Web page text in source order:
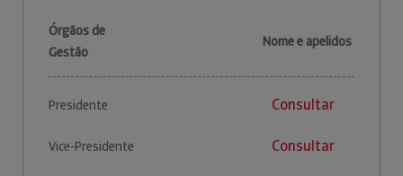
Órgãos de
Gestão
Nome e apelidos
Presidente Consultar
Vice-Presidente Consultar